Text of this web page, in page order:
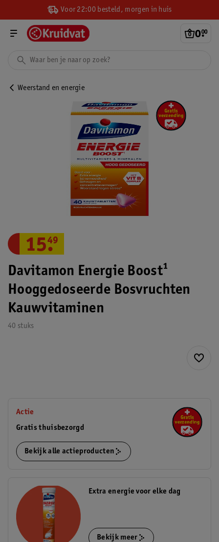
Voor 22:00 besteld, morgen in huis
0.
00
Weerstand en energie
Davitamon Energie Boost¹
Hooggedoseerde Bosvruchten
Kauwvitaminen
40 stuks
15.
49
Actie
Gratis thuisbezorgd
Bekijk alle actieproducten
Extra energie voor elke dag
Bekijk meer